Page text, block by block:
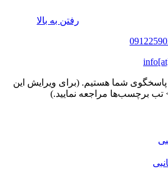
رفتن به بالا
7 روز هفته پاسخگوی شما هستیم. (برای ویرایش این
تب برچسب‌ها مراجعه نمایید.)